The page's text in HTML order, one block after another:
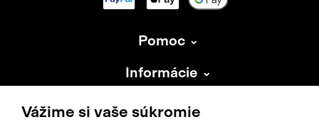
Pomoc
Informácie
O Isadore
Vážime si vaše súkromie